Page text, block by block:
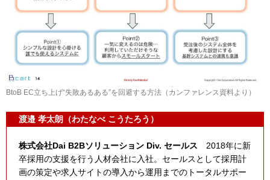
BtoB EC立ち上げ“失敗あるある”を回避する方法（カンファレンス資料より）
渡邉 孝太朗（わたなべ こうたろう）
株式会社Dai B2Bソリューション Div. セールス 2018年に新
卒採用の支援を行う人材会社に入社。セールスとして採用計
画の策定や求人サイトの導入から運用までのトータルサポー